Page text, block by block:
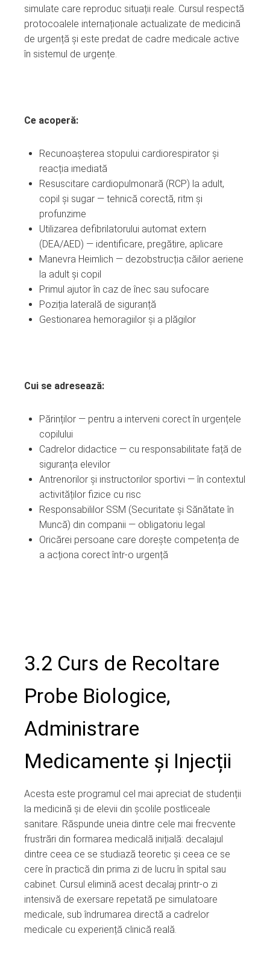
simulate care reproduc situații reale. Cursul respectă
protocoalele internaționale actualizate de medicină
de urgență și este predat de cadre medicale active
în sistemul de urgențe.
Ce acoperă:
Recunoașterea stopului cardiorespirator și
reacția imediată
Resuscitare cardiopulmonară (RCP) la adult,
copil și sugar — tehnică corectă, ritm și
profunzime
Utilizarea defibrilatorului automat extern
(DEA/AED) — identificare, pregătire, aplicare
Manevra Heimlich — dezobstrucția căilor aeriene
la adult și copil
Primul ajutor în caz de înec sau sufocare
Poziția laterală de siguranță
Gestionarea hemoragiilor și a plăgilor
Cui se adresează:
Părinților — pentru a interveni corect în urgențele
copilului
Cadrelor didactice — cu responsabilitate față de
siguranța elevilor
Antrenorilor și instructorilor sportivi — în contextul
activităților fizice cu risc
Responsabililor SSM (Securitate și Sănătate în
Muncă) din companii — obligatoriu legal
Oricărei persoane care dorește competența de
a acționa corect într-o urgență
3.2 Curs de Recoltare
Probe Biologice,
Administrare
Medicamente și Injecții
Acesta este programul cel mai apreciat de studenții
la medicină și de elevii din școlile postliceale
sanitare. Răspunde uneia dintre cele mai frecvente
frustrări din formarea medicală inițială: decalajul
dintre ceea ce se studiază teoretic și ceea ce se
cere în practică din prima zi de lucru în spital sau
cabinet. Cursul elimină acest decalaj printr-o zi
intensivă de exersare repetată pe simulatoare
medicale, sub îndrumarea directă a cadrelor
medicale cu experiență clinică reală.